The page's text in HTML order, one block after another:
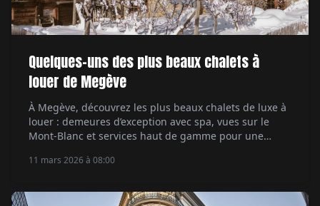
Quelques-uns des plus beaux chalets à
louer de Megève
À Megève, découvrez les plus beaux chalets de luxe à
louer : demeures d’exception avec spa, vues sur le
Mont-Blanc et services haut de gamme pour une
11 mars 2026 à 08:00